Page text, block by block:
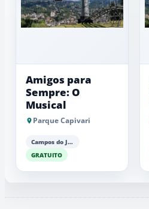
Amigos para
Sempre: O
Musical
Parque Capivari
Campos do Jordão
GRATUITO